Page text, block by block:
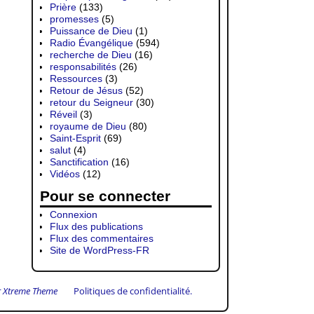
Prière (133)
promesses (5)
Puissance de Dieu (1)
Radio Évangélique (594)
recherche de Dieu (16)
responsabilités (26)
Ressources (3)
Retour de Jésus (52)
retour du Seigneur (30)
Réveil (3)
royaume de Dieu (80)
Saint-Esprit (69)
salut (4)
Sanctification (16)
Vidéos (12)
Pour se connecter
Connexion
Flux des publications
Flux des commentaires
Site de WordPress-FR
Xtreme Theme Politiques de confidentialité.